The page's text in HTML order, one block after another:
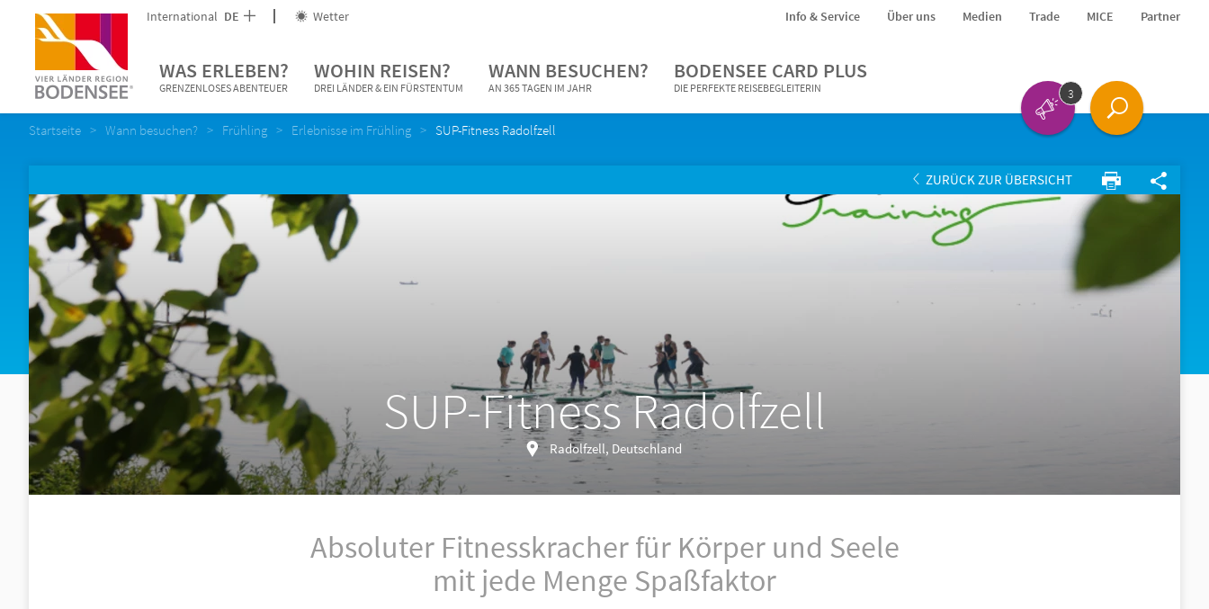
International DE Wetter Info & Service Über uns Medien Trade MICE Partner
WAS ERLEBEN?
GRENZENLOSES ABENTEUER
WOHIN REISEN?
DREI LÄNDER & EIN FÜRSTENTUM
WANN BESUCHEN?
AN 365 TAGEN IM JAHR
BODENSEE CARD PLUS
DIE PERFEKTE REISEBEGLEITERIN 3
Startseite Wann besuchen? Frühling Erlebnisse im Frühling SUP-Fitness Radolfzell
ZURÜCK ZUR ÜBERSICHT
SUP-Fitness Radolfzell
Radolfzell, Deutschland
Absoluter Fitnesskracher für Körper und Seele
mit jede Menge Spaßfaktor